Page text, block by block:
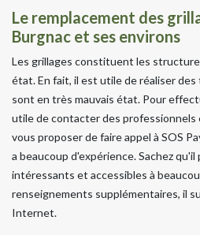
Le remplacement des
Burgnac et ses environs
Les grillages constituent les
état. En fait, il est utile de réaliser
sont en très mauvais état. Pour
utile de contacter des professionnels
vous proposer de faire appel à SOS
a beaucoup d'expérience. Sachez
intéressants et accessibles à
renseignements supplémentaires, il
Internet.